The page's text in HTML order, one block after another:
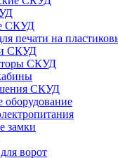
СКУД
печати на
СКУД
СКУД
СКУД
оборудование
замки
ворот